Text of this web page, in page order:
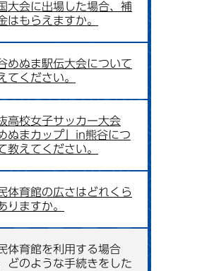
大会に出場した場合、補
はもらえますか。
めぬま駅伝大会について
てください。
高校女子サッカー大会
ぬまカップ」in熊谷につ
教えてください。
体育館の広さはどれくら
りますか。
体育館を利用する場合
どのような手続きをした